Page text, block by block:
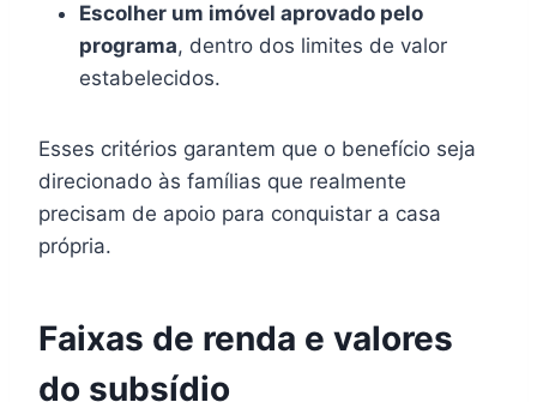
Escolher um imóvel aprovado pelo
programa, dentro dos limites de valor
estabelecidos.
Esses critérios garantem que o benefício seja
direcionado às famílias que realmente
precisam de apoio para conquistar a casa
própria.
Faixas de renda e valores
do subsídio